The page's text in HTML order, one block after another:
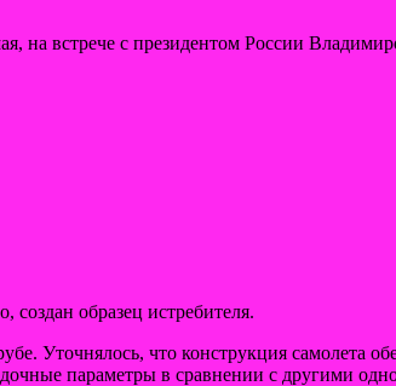
на встрече с президентом России
создан образец истребителя.
Уточнялось, что конструкция самолета
параметры в сравнении с другими